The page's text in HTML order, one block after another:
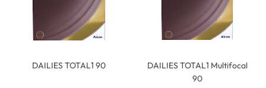
DAILIES TOTAL1 90
DAILIES TOTAL1 Multifocal
90